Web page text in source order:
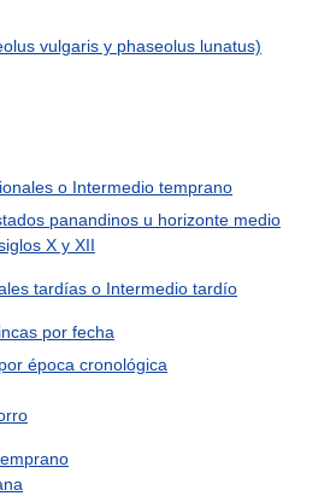
vulgaris y phaseolus lunatus)
o Intermedio temprano
panandinos u horizonte medio
X y XII
tardías o Intermedio tardío
por fecha
época cronológica